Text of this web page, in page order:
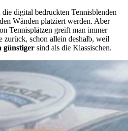
digital bedruckten Tennisblenden
Wänden platziert werden. Aber
Tennisplätzen greift man immer
zurück, schon allein deshalb, weil
günstiger sind als die Klassischen.